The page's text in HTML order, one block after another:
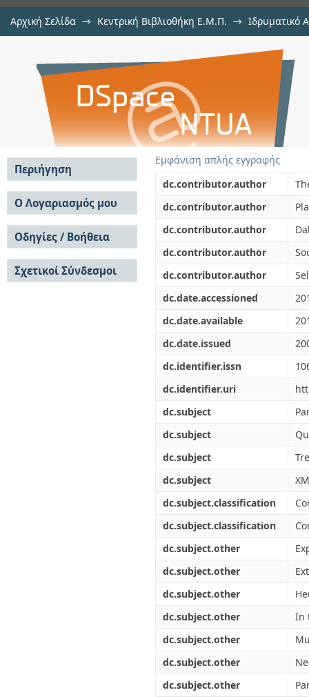
Αρχική Σελίδα → Κεντρική Βιβλιοθήκη Ε.Μ.Π. → Ιδρυματικό
Containment of partially
dimension graphs
Εμφάνιση απλής εγγραφής
dc.contributor.author
dc.contributor.author
dc.contributor.author
dc.contributor.author
dc.contributor.author
dc.date.accessioned
dc.date.available
dc.date.issued
dc.identifier.issn
dc.identifier.uri
dc.subject
dc.subject
dc.subject
dc.subject
dc.subject.classification
dc.subject.classification
dc.subject.other
dc.subject.other
dc.subject.other
dc.subject.other
In
dc.subject.other
dc.subject.other
dc.subject.other
Περιήγηση
Σε όλο το DSpace
Κοινότητες & Συλλογές
Ανά Ημερομηνία
Έκδοσης
Συγγραφείς
Τίτλοι
Θέματα
Ο Λογαριασμός μου
Σύνδεση
Εγγραφή
Οδηγίες / Βοήθεια
Οδηγίες Υποβολής
Οδηγίες Χρήσης ΙΑ
Συχνές Ερωτήσεις
Σχετικοί Σύνδεσμοι